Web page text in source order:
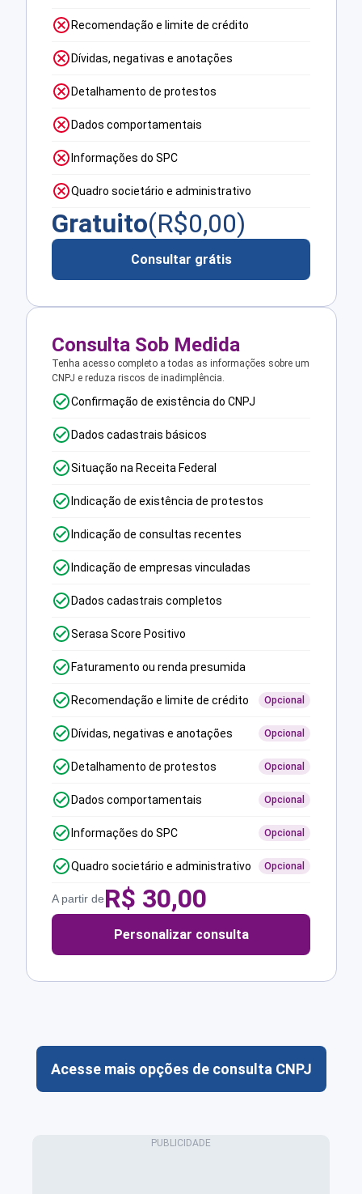
Recomendação e limite de crédito
Dívidas, negativas e anotações
Detalhamento de protestos
Dados comportamentais
Informações do SPC
Quadro societário e administrativo
Gratuito(R$0,00)
Consultar grátis
Consulta Sob Medida
Tenha acesso completo a todas as informações sobre um
CNPJ e reduza riscos de inadimplência.
Confirmação de existência do CNPJ
Dados cadastrais básicos
Situação na Receita Federal
Indicação de existência de protestos
Indicação de consultas recentes
Indicação de empresas vinculadas
Dados cadastrais completos
Serasa Score Positivo
Faturamento ou renda presumida
Recomendação e limite de crédito Opcional
Dívidas, negativas e anotações Opcional
Detalhamento de protestos Opcional
Dados comportamentais Opcional
Informações do SPC Opcional
Quadro societário e administrativo Opcional
A partir deR$ 30,00
Personalizar consulta
Acesse mais opções de consulta CNPJ